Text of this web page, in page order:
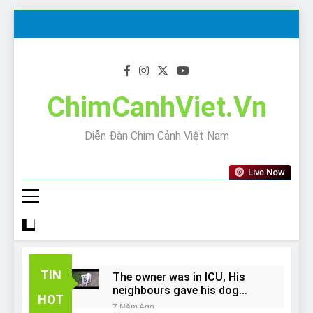
ChimCanhViet.Vn
Diễn Đàn Chim Cảnh Việt Nam
Live Now
TIN
HOT
The owner was in ICU, His
neighbours gave his dog
away!
7 Năm Ago